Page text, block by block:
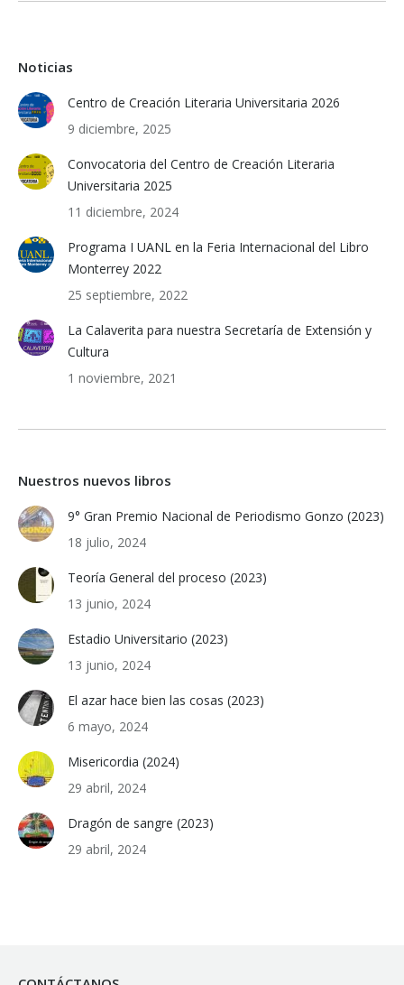
Noticias
Centro de Creación Literaria Universitaria 2026
9 diciembre, 2025
Convocatoria del Centro de Creación Literaria
Universitaria 2025
11 diciembre, 2024
Programa I UANL en la Feria Internacional del Libro
Monterrey 2022
25 septiembre, 2022
La Calaverita para nuestra Secretaría de Extensión y
Cultura
1 noviembre, 2021
Nuestros nuevos libros
9° Gran Premio Nacional de Periodismo Gonzo (2023)
18 julio, 2024
Teoría General del proceso (2023)
13 junio, 2024
Estadio Universitario (2023)
13 junio, 2024
El azar hace bien las cosas (2023)
6 mayo, 2024
Misericordia (2024)
29 abril, 2024
Dragón de sangre (2023)
29 abril, 2024